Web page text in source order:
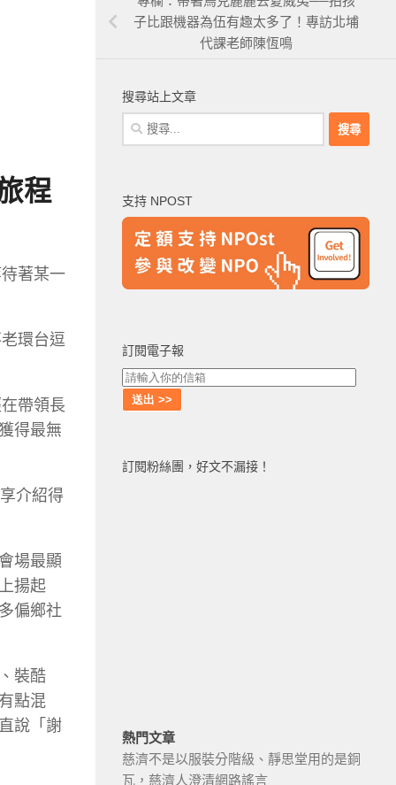
程
著某一
環台逗
帶領長
得最無
介紹得
場最顯
揚起
偏鄉社
裝酷
點混
說「謝
子比跟機器為伍有趣太多了！專訪北埔
代課老師陳恆鳴
搜尋站上文章
搜
尋
字:
支持 NPOST
訂閱電子報
訂閱粉絲團，好文不漏接！
熱門文章
慈濟不是以服裝分階級、靜思堂用的是銅
瓦，慈濟人澄清網路謠言